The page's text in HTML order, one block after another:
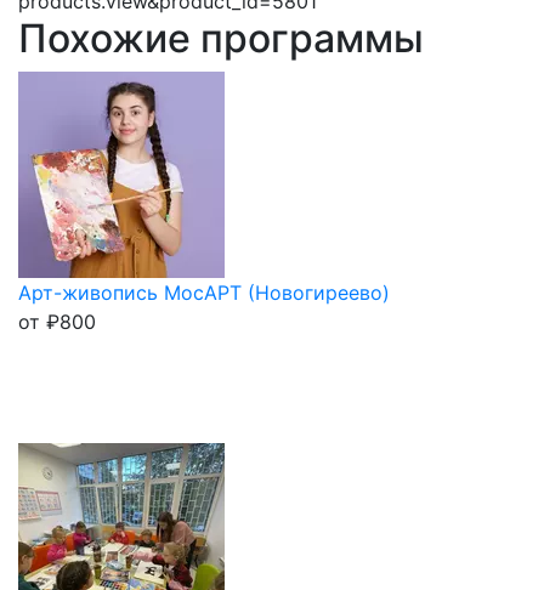
Похожие программы
Арт-живопись МосАРТ (Новогиреево)
от ₽800